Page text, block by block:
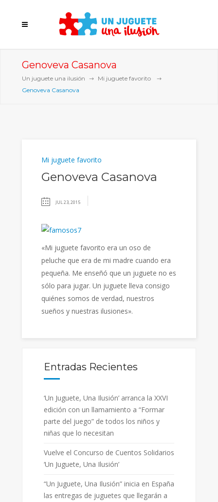
Genoveva Casanova
Un juguete una ilusión
Mi juguete favorito
Genoveva Casanova
Mi juguete favorito
Genoveva Casanova
JUL 23, 2015
«Mi juguete favorito era un oso de
peluche que era de mi madre cuando era
pequeña. Me enseñó que un juguete no es
sólo para jugar. Un juguete lleva consigo
quiénes somos de verdad, nuestros
sueños y nuestras ilusiones».
Entradas Recientes
‘Un Juguete, Una Ilusión’ arranca la XXVI
edición con un llamamiento a “Formar
parte del juego” de todos los niños y
niñas que lo necesitan
Vuelve el Concurso de Cuentos Solidarios
‘Un Juguete, Una Ilusión’
“Un Juguete, Una Ilusión” inicia en España
las entregas de juguetes que llegarán a